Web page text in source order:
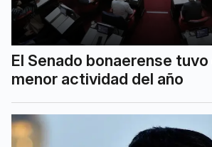
El Senado bonaerense tuvo
menor actividad del año